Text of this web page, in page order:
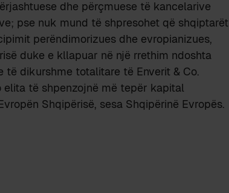
dhe përçmuese të kancelarive
pse nuk mund të shpresohet që shqiptarët
perëndimorizues dhe evropianizues,
duke e kllapuar në një rrethim ndoshta
dikurshme totalitare të Enverit & Co.
të shpenzojnë më tepër kapital
Shqipërisë, sesa Shqipërinë Evropës.